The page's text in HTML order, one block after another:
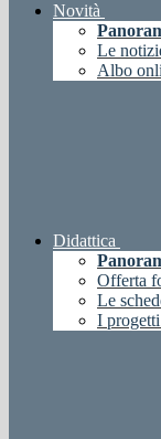
Novità
Le
Albo
Didattica
Offerta
Le
I